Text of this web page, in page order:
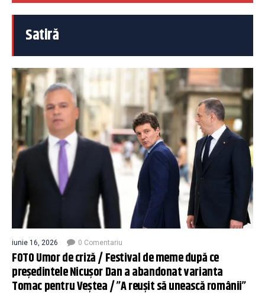
Satiră
iunie 16, 2026 0 Comentariu
FOTO Umor de criză / Festival de meme după ce
președintele Nicușor Dan a abandonat varianta
Tomac pentru Veștea / ”A reușit să unească românii”